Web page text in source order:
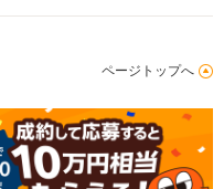
ページトップへ